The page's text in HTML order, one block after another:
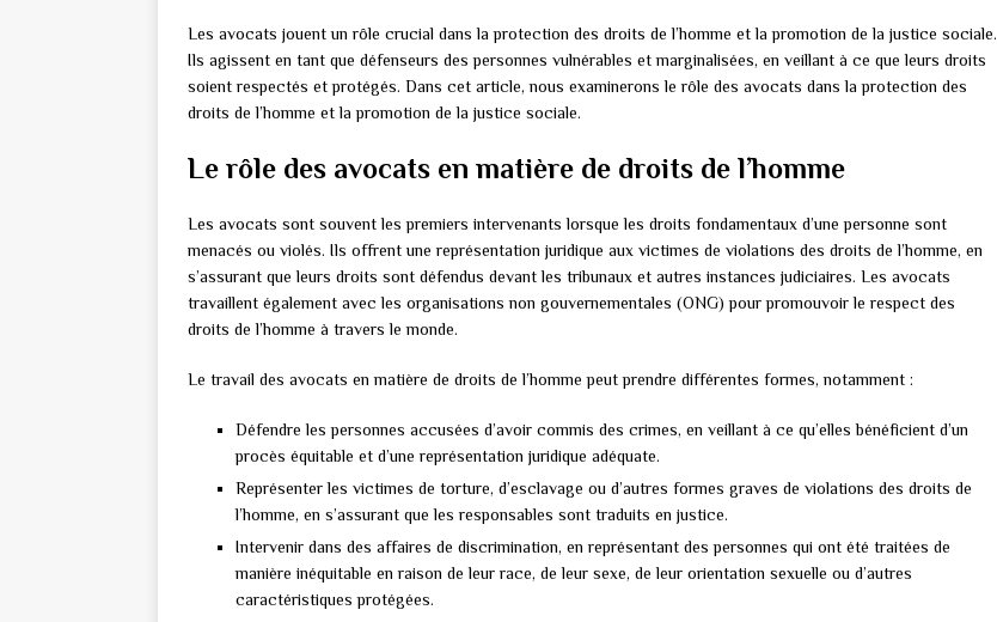
Les avocats jouent un rôle crucial dans la protection des droits de l’homme et la promotion de la justice sociale.
Ils agissent en tant que défenseurs des personnes vulnérables et marginalisées, en veillant à ce que leurs droits
soient respectés et protégés. Dans cet article, nous examinerons le rôle des avocats dans la protection des
droits de l’homme et la promotion de la justice sociale.
Le rôle des avocats en matière de droits de l’homme
Les avocats sont souvent les premiers intervenants lorsque les droits fondamentaux d’une personne sont
menacés ou violés. Ils offrent une représentation juridique aux victimes de violations des droits de l’homme, en
s’assurant que leurs droits sont défendus devant les tribunaux et autres instances judiciaires. Les avocats
travaillent également avec les organisations non gouvernementales (ONG) pour promouvoir le respect des
droits de l’homme à travers le monde.
Le travail des avocats en matière de droits de l’homme peut prendre différentes formes, notamment :
Défendre les personnes accusées d’avoir commis des crimes, en veillant à ce qu’elles bénéficient d’un
procès équitable et d’une représentation juridique adéquate.
Représenter les victimes de torture, d’esclavage ou d’autres formes graves de violations des droits de
l’homme, en s’assurant que les responsables sont traduits en justice.
Intervenir dans des affaires de discrimination, en représentant des personnes qui ont été traitées de
manière inéquitable en raison de leur race, de leur sexe, de leur orientation sexuelle ou d’autres
caractéristiques protégées.